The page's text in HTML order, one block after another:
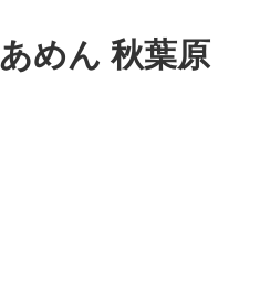
めん 秋葉原